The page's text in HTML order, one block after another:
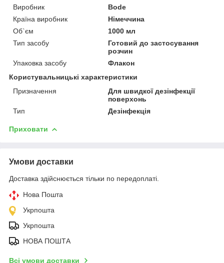
Виробник
Bode
Країна виробник
Німеччина
Об`єм
1000 мл
Тип засобу
Готовий до застосування
розчин
Упаковка засобу
Флакон
Користувальницькі характеристики
Призначення
Для швидкої дезінфекції
поверхонь
Тип
Дезінфекція
Приховати
Умови доставки
Доставка здійснюється тільки по передоплаті.
Нова Пошта
Укрпошта
Укрпошта
НОВА ПОШТА
Всі умови доставки